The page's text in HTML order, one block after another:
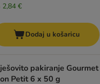
2,84 €
Dodaj u košaricu
pakiranje Gourmet
Mon Petit 6 x 50 g